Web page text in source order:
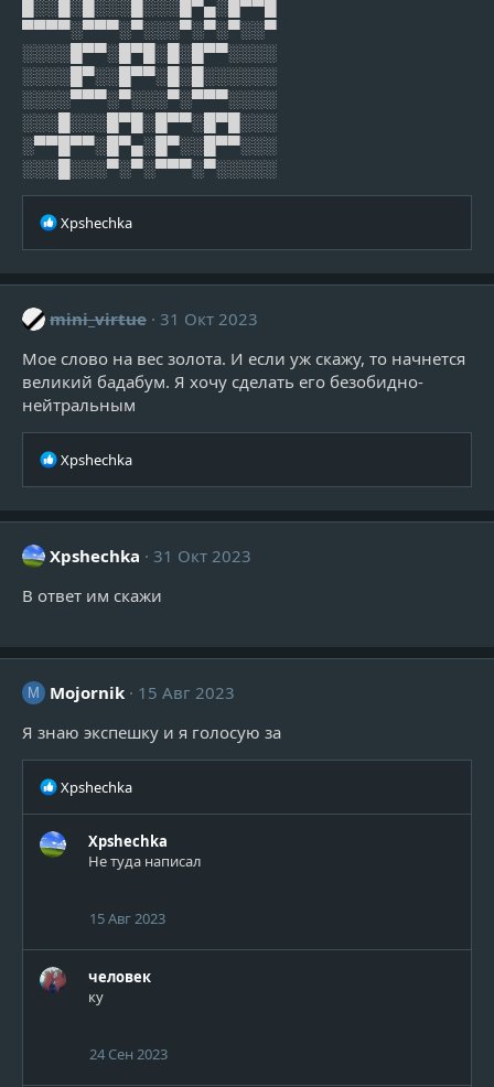
█░░█░█░░░█░░░█▀▄░█▀▀█
▀▀▀▀░▀▀▀░▀░░░▀░▀░▀░░▀
░░░░█▀▀░█▀█░█░█▀▀░░░░
░░░░█▀░░█▀▀░█░█░░░░░░
░░░░▀▀▀░▀░░░▀░▀▀▀░░░░
░░░█░░░█▀█░█▀▀░█▀█░░░
░▀▀█▀▀░█▀▄░█▀░░█▀▀░░░
░░░█░░░▀░▀░▀▀▀░▀░░░░░
Р
к
и
:
Xpshechka
mini_virtue
31 Окт 2023
Мое слово на вес золота. И если уж скажу, то начнется
великий бадабум. Я хочу сделать его безобидно-
нейтральным
Р
к
и
:
Xpshechka
Xpshechka
31 Окт 2023
В ответ им скажи
M Mojornik
15 Авг 2023
Я знаю экспешку и я голосую за
Р
к
Xpshechka
Xpshechka
Не туда написал
15 Авг 2023
человек
ку
24 Сен 2023